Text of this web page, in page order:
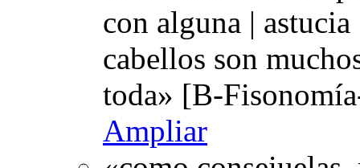
con alguna |
cabellos son
toda» [B-
Ampliar